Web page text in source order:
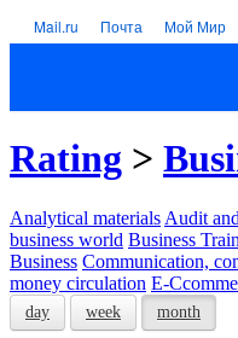
Mail.ru Почта Мой Мир
Rating >
Analytical materials Audit
business world Business
Business Communication,
money circulation E-
day week month